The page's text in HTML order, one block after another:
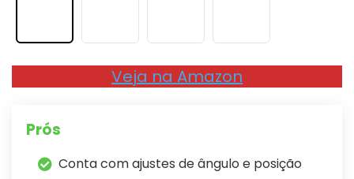
Veja na Amazon
Prós
Conta com ajustes de ângulo e posição